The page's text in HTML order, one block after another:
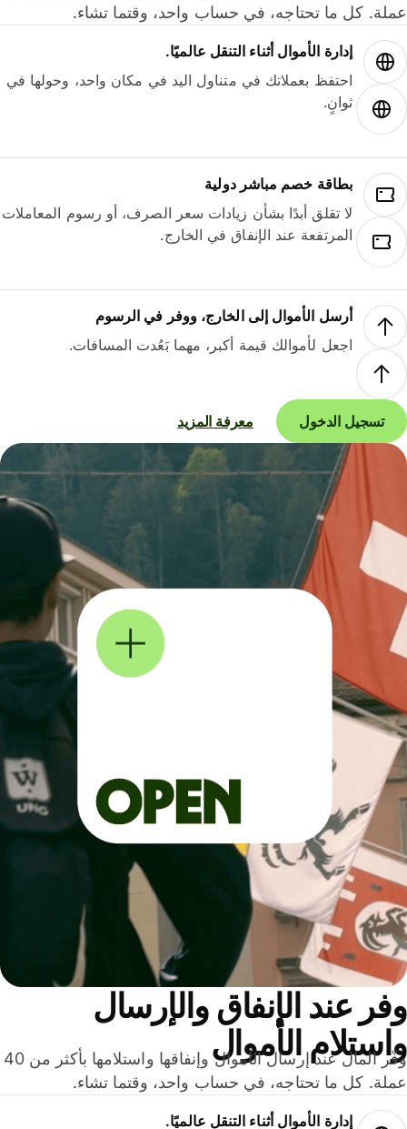
كل ما تحتاجه، في حساب واحد، وقتما تشاء.
إدارة الأموال أثناء التنقل عالميًا.
احتفظ بعملاتك في متناول اليد في مكان واحد، وحولها في
ثوانٍ.
بطاقة خصم مباشر دولية
لا تقلق أبدًا بشأن زيادات سعر الصرف، أو رسوم المعاملات
المرتفعة عند الإنفاق في الخارج.
أرسل الأموال إلى الخارج، ووفر في الرسوم
اجعل لأموالك قيمة أكبر، مهما بَعُدت المسافات.
تسجيل الدخول معرفة المزيد
عند الإنفاق والإرسال
الأموال
وفّر المال عند إرسال الأموال وإنفاقها واستلامها بأكثر من 40
كل ما تحتاجه، في حساب واحد، وقتما تشاء.
إدارة الأموال أثناء التنقل عالميًا.